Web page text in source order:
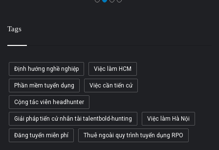
Tags
Định hướng nghề nghiệp Việc làm HCM
Phần mềm tuyển dụng Việc cần tiến cử
Cộng tác viên headhunter
Giải pháp tiến cử nhân tài talentbold-hunting Việc làm Hà Nội
Đăng tuyển miễn phí Thuê ngoài quy trình tuyển dụng RPO